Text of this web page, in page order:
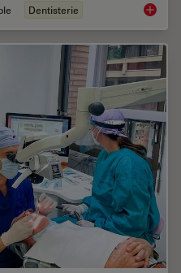
Dentisterie Six